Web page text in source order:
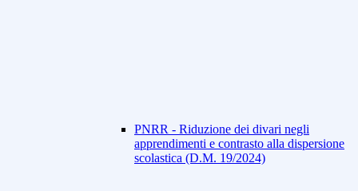
PNRR - Riduzione dei divari negli
apprendimenti e contrasto alla dispersione
scolastica (D.M. 19/2024)